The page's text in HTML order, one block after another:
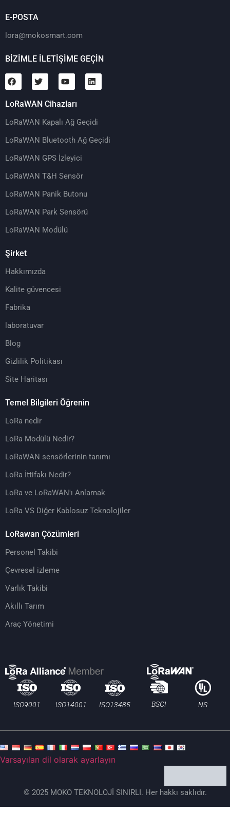
E-POSTA
lora@mokosmart.com
BİZİMLE İLETİŞİME GEÇİN
LoRaWAN Cihazları
LoRaWAN Kapalı Ağ Geçidi
LoRaWAN Bluetooth Ağ Geçidi
LoRaWAN GPS İzleyici
LoRaWAN T&H Sensör
LoRaWAN Panik Butonu
LoRaWAN Park Sensörü
LoRaWAN Modülü
Şirket
Hakkımızda
Kalite güvencesi
Fabrika
laboratuvar
Blog
Gizlilik Politikası
Site Haritası
Temel Bilgileri Öğrenin
LoRa nedir
LoRa Modülü Nedir?
LoRaWAN sensörlerinin tanımı
LoRa İttifakı Nedir?
LoRa ve LoRaWAN'ı Anlamak
LoRa VS Diğer Kablosuz Teknolojiler
LoRawan Çözümleri
Personel Takibi
Çevresel izleme
Varlık Takibi
Akıllı Tarım
Araç Yönetimi
ISO9001 ISO14001 ISO13485 BSCI NS
Varsayılan dil olarak ayarlayın
© 2025 MOKO TEKNOLOJİ SINIRLI. Her hakkı saklıdır.